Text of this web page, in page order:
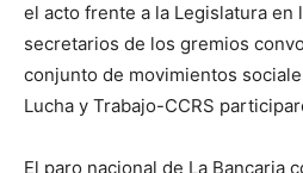
el acto frente a la Legislatura en
secretarios de los gremios
conjunto de movimientos
Lucha y Trabajo-CCRS
El paro nacional de La Bancaria